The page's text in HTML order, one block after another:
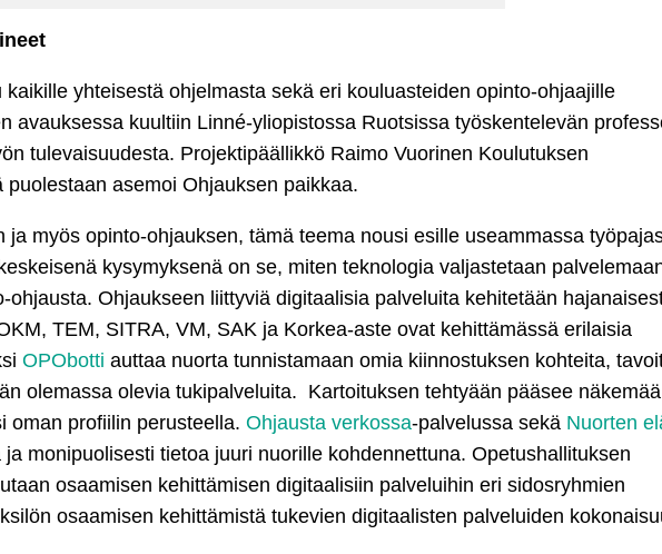
yhteisestä ohjelmasta sekä eri kouluasteiden opinto-ohjaajille
avauksessa kuultiin Linné-yliopistossa Ruotsissa työskentelevän
tulevaisuudesta. Projektipäällikkö Raimo Vuorinen Koulutuksen
asemoi Ohjauksen paikkaa.
ja myös opinto-ohjauksen, tämä teema nousi esille useammassa
kysymyksenä on se, miten teknologia valjastetaan
ohjausta. Ohjaukseen liittyviä digitaalisia palveluita kehitetään
TEM, SITRA, VM, SAK ja Korkea-aste ovat kehittämässä erilaisia
OPObotti auttaa nuorta tunnistamaan omia kiinnostuksen kohteita,
olemassa olevia tukipalveluita. Kartoituksen tehtyään pääsee
oman profiilin perusteella. Ohjausta verkossa-palvelussa sekä Nuorten
monipuolisesti tietoa juuri nuorille kohdennettuna. Opetushallituksen
osaamisen kehittämisen digitaalisiin palveluihin eri sidosryhmien
osaamisen kehittämistä tukevien digitaalisten palveluiden